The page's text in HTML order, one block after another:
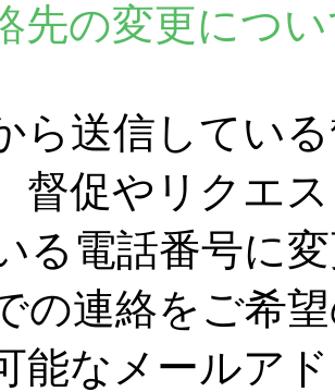
先の変更につ
ら送信してい
督促やリクエ
る電話番号に
の連絡をご希
能なメールア